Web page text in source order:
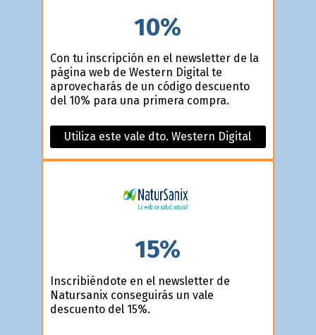
10%
Con tu inscripción en el newsletter de la
página web de Western Digital te
aprovecharás de un código descuento
del 10% para una primera compra.
Utiliza este vale dto. Western Digital
15%
Inscribiéndote en el newsletter de
Natursanix conseguirás un vale
descuento del 15%.